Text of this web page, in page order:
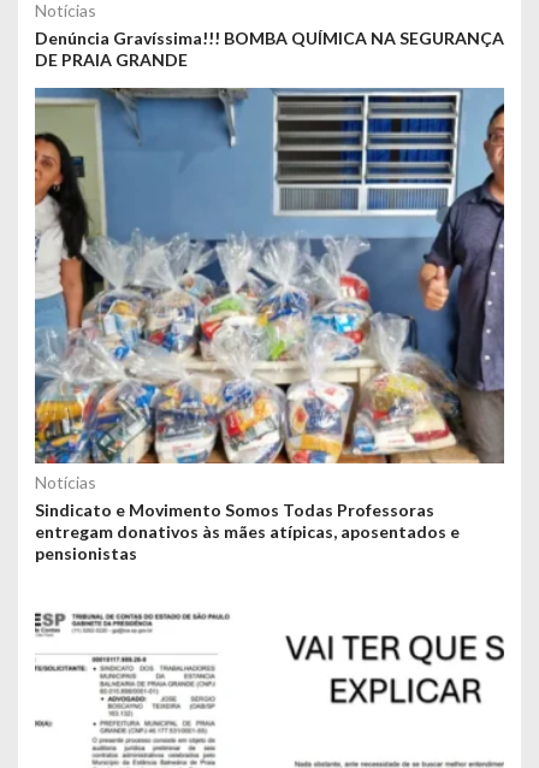
Notícias
Denúncia Gravíssima!!! BOMBA QUÍMICA NA SEGURANÇA
DE PRAIA GRANDE
Notícias
Sindicato e Movimento Somos Todas Professoras
entregam donativos às mães atípicas, aposentados e
pensionistas